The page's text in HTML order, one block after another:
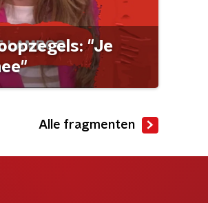
"Je
Alle fragmenten